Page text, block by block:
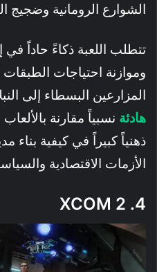
الشوارع الرومانية وضجيج
تتطلب اللعبة ذكاءً حاداً في
وموازنة احتياجات الطبقات
المزارعين البسطاء إلى
هادئة نسبياً مقارنة
ذهنياً كبيراً في كيفية بناء
الأزمات الاقتصادية
4. XCOM 2